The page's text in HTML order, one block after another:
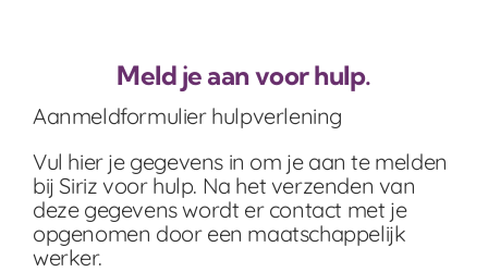
Meld je aan voor hulp.
Aanmeldformulier hulpverlening
Vul hier je gegevens in om je aan te melden
bij Siriz voor hulp. Na het verzenden van
deze gegevens wordt er contact met je
opgenomen door een maatschappelijk
werker.